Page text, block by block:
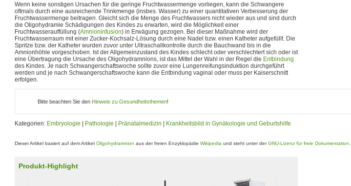
Wenn keine sonstigen Ursachen für die geringe Fruchtwassermenge vorliegen, kann die Schwangere
oftmals durch eine ausreichende Trinkmenge (insbes. Wasser) zu einer quantitativen Verbesserung der
Fruchtwassermenge beitragen. Gleicht sich die Menge des Fruchtwassers nicht wieder aus und sind durch
die Oligohydramie Schädigungen des Kindes zu erwarten, wird die Möglichkeit einer
Fruchtwasserauffüllung (Amnioninfusion) in Erwägung gezogen. Bei dieser Maßnahme wird der
Fruchtwasserraum mit einer Zucker-Kochsalz-Lösung durch eine Nadel bzw. einen Katheter aufgefüllt. Die
Spritze bzw. der Katheter wurden zuvor unter Ultraschallkontrolle durch die Bauchwand bis in die
Amnionhöhle vorgeschoben. Ist der Allgemeinzustand des Kindes schlecht oder verschlechtert sich oder ist
eine Übertragung die Ursache des Oligohydramnions, ist das Mittel der Wahl in der Regel die Entbindung
des Kindes. Je nach Schwangerschaftswoche sollte zuvor eine Lungenreifungsinduktion durchgeführt
werden und je nach Schwangerschaftswoche kann die Entbindung vaginal oder muss per Kaiserschnitt
erfolgen.
Bitte beachten Sie den Hinweis zu Gesundheitsthemen!
Kategorien: Embryologie Pathologie Pränatalmedizin Krankheitsbild in Gynäkologie und Geburtshilfe
Dieser Artikel basiert auf dem Artikel Oligohydramnion aus der freien Enzyklopädie Wikipedia und steht unter derGNU-Lizenz für freie Dokumentation
Produkt-Highlight